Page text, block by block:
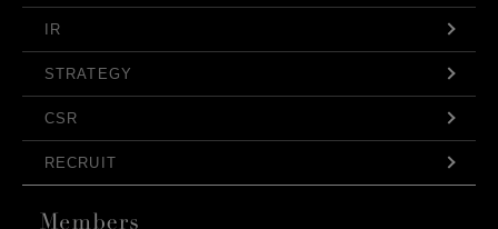
IR
STRATEGY
CSR
RECRUIT